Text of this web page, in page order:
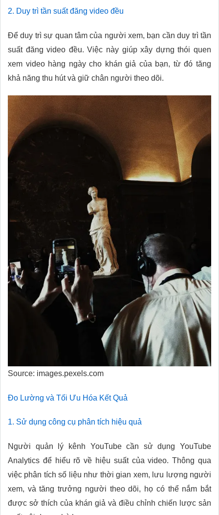
2. Duy trì tần suất đăng video đều
Để duy trì sự quan tâm của người xem, bạn cần duy trì tần
suất đăng video đều. Việc này giúp xây dựng thói quen
xem video hàng ngày cho khán giả của bạn, từ đó tăng
khả năng thu hút và giữ chân người theo dõi.
Source: images.pexels.com
Đo Lường và Tối Ưu Hóa Kết Quả
1. Sử dụng công cụ phân tích hiệu quả
Người quản lý kênh YouTube cần sử dụng YouTube
Analytics để hiểu rõ về hiệu suất của video. Thông qua
việc phân tích số liệu như thời gian xem, lưu lượng người
xem, và tăng trưởng người theo dõi, họ có thể nắm bắt
được sở thích của khán giả và điều chỉnh chiến lược sản